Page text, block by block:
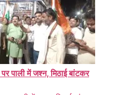
पाली में जश्न, मिठाई बांटकर